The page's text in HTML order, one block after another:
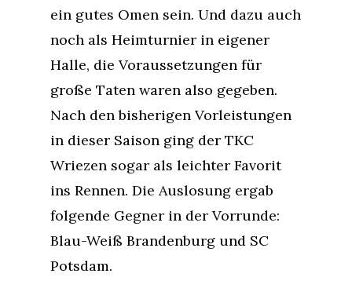
ein gutes Omen sein. Und dazu auch
noch als Heimturnier in eigener
Halle, die Voraussetzungen für
große Taten waren also gegeben.
Nach den bisherigen Vorleistungen
in dieser Saison ging der TKC
Wriezen sogar als leichter Favorit
ins Rennen. Die Auslosung ergab
folgende Gegner in der Vorrunde:
Blau-Weiß Brandenburg und SC
Potsdam.